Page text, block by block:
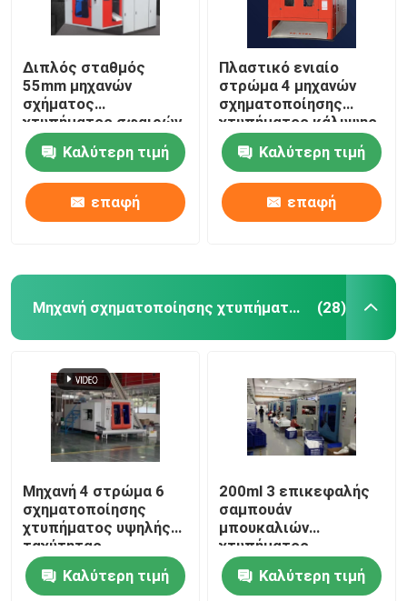
Διπλός σταθμός
55mm μηχανών
σχήματος
χτυπήματος σφαιρών
PP παιχνιδιών μηχανή
σχηματοποίησης
χτυπήματος 2l
Καλύτερη τιμή
επαφή
Πλαστικό ενιαίο
στρώμα 4 μηχανών
σχηματοποίησης
χτυπήματος κάλυψης
2l αυτόματο μπουκάλι
της PET κοιλοτήτων
Καλύτερη τιμή
επαφή
Μηχανή σχηματοποίησης χτυπήματος υψηλής ταχύτητας (28)
Μηχανή 4 στρώμα 6
σχηματοποίησης
χτυπήματος υψηλής
ταχύτητας
μπουκαλιών
πετρελαίου
Καλύτερη τιμή
200ml 3 επικεφαλής
σαμπουάν
μπουκαλιών
χτυπήματος
σχηματοποίησης
αυτόματο PE σταθμών
Καλύτερη τιμή